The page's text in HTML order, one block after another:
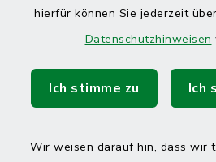
hierfür können Sie jederzeit
Datenschutzhinweisen
Ich stimme zu Ich
Wir weisen darauf hin, dass wir